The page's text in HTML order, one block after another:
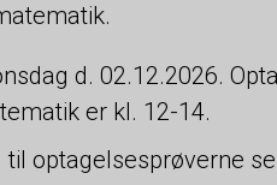
d. 02.12.2026.
er kl. 12-14.
optagelsesprøverne